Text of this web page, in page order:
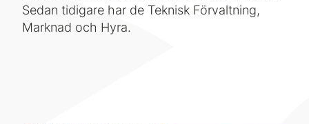
Sedan tidigare har de Teknisk Förvaltning,
Marknad och Hyra.